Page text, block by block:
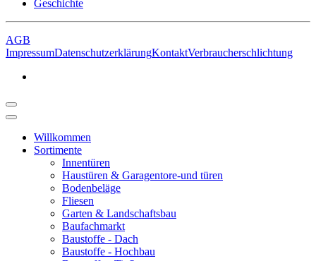
Geschichte
AGB
ImpressumDatenschutzerklärungKontaktVerbraucherschlichtung
Willkommen
Sortimente
Innentüren
Haustüren & Garagentore-und türen
Bodenbeläge
Fliesen
Garten & Landschaftsbau
Baufachmarkt
Baustoffe - Dach
Baustoffe - Hochbau